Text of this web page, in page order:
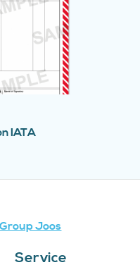
IATA
Group Joos
Service